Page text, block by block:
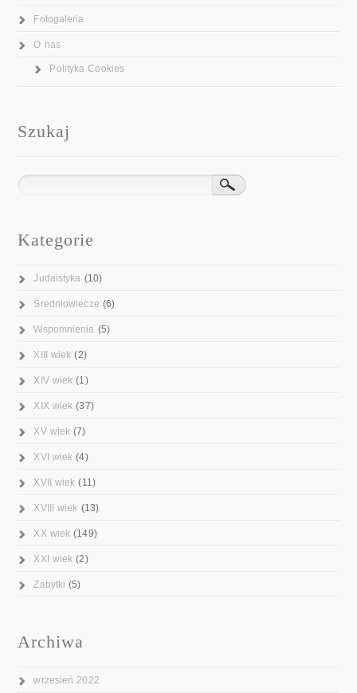
Fotogaleria
O nas
Polityka Cookies
Szukaj
Kategorie
Judaistyka (10)
Średniowiecze (6)
Wspomnienia (5)
XIII wiek (2)
XIV wiek (1)
XIX wiek (37)
XV wiek (7)
XVI wiek (4)
XVII wiek (11)
XVIII wiek (13)
XX wiek (149)
XXI wiek (2)
Zabytki (5)
Archiwa
wrzesień 2022